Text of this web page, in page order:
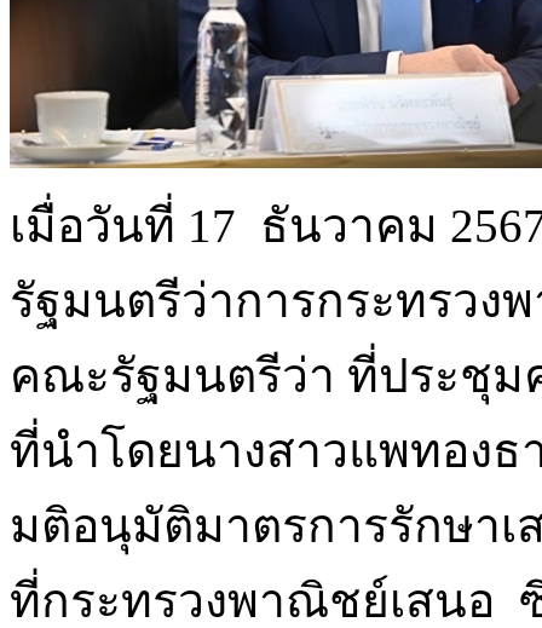
เมื่อวันที่ 17 ธันวาคม
รัฐมนตรีว่าการกระทรวง
คณะรัฐมนตรีว่า ที่ประชุม
ที่นำโดยนางสาวแพทอง
มติอนุมัติมาตรการรักษา
ที่กระทรวงพาณิชย์เสนอ